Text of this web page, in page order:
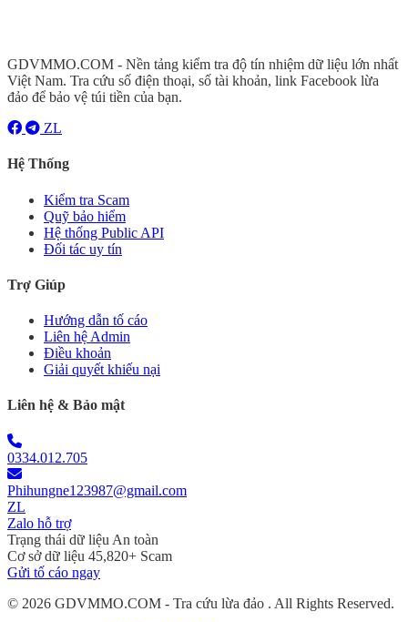
GDVMMO.COM - Nền tảng kiểm tra độ tín nhiệm dữ liệu lớn nhất
Việt Nam. Tra cứu số điện thoại, số tài khoản, link Facebook lừa
đảo để bảo vệ túi tiền của bạn.
ZL
Hệ Thống
Kiểm tra Scam
Quỹ bảo hiểm
Hệ thống Public API
Đối tác uy tín
Trợ Giúp
Hướng dẫn tố cáo
Liên hệ Admin
Điều khoản
Giải quyết khiếu nại
Liên hệ & Bảo mật
0334.012.705
Phihungne123987@gmail.com
ZL
Zalo hỗ trợ
Trạng thái dữ liệu An toàn
Cơ sở dữ liệu 45,820+ Scam
Gửi tố cáo ngay
© 2026 GDVMMO.COM - Tra cứu lừa đảo . All Rights Reserved.